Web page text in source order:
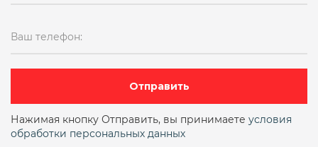
Ваш телефон:
Отправить
Нажимая кнопку Отправить, вы принимаете условия
обработки персональных данных